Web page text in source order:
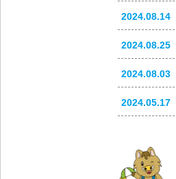
2024.08.14
2024.08.25
2024.08.03
2024.05.17